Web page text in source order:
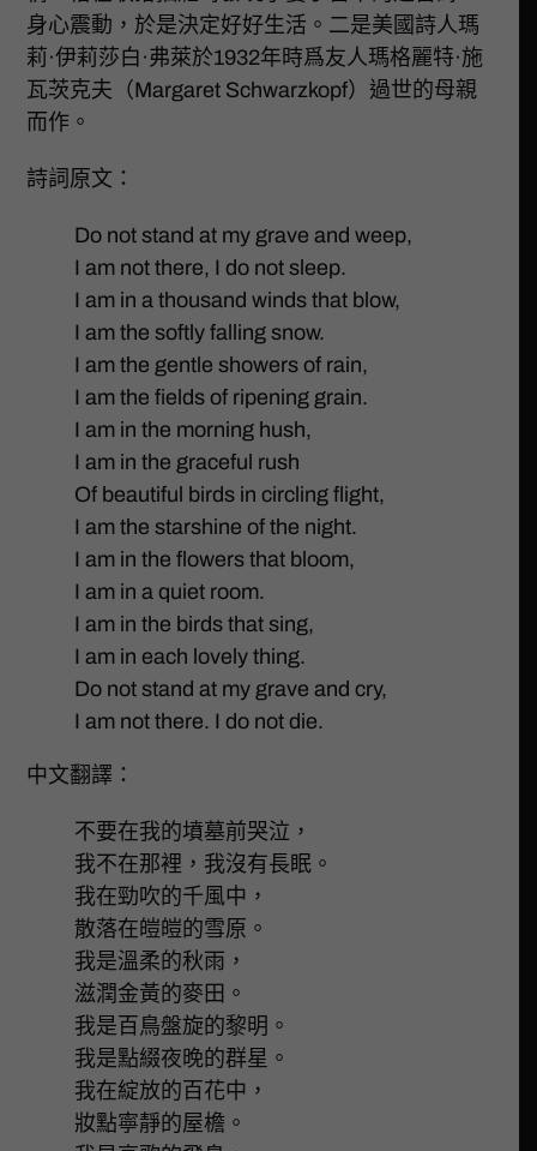
身心震動，於是決定好好生活。二是美國詩人瑪
莉·伊莉莎白·弗萊於1932年時爲友人瑪格麗特·施
瓦茨克夫（Margaret Schwarzkopf）過世的母親
而作。
詩詞原文：
Do not stand at my grave and weep,
I am not there, I do not sleep.
I am in a thousand winds that blow,
I am the softly falling snow.
I am the gentle showers of rain,
I am the fields of ripening grain.
I am in the morning hush,
I am in the graceful rush
Of beautiful birds in circling flight,
I am the starshine of the night.
I am in the flowers that bloom,
I am in a quiet room.
I am in the birds that sing,
I am in each lovely thing.
Do not stand at my grave and cry,
I am not there. I do not die.
中文翻譯：
不要在我的墳墓前哭泣，
我不在那裡，我沒有長眠。
我在勁吹的千風中，
散落在皚皚的雪原。
我是溫柔的秋雨，
滋潤金黃的麥田。
我是百鳥盤旋的黎明。
我是點綴夜晚的群星。
我在綻放的百花中，
妝點寧靜的屋檐。